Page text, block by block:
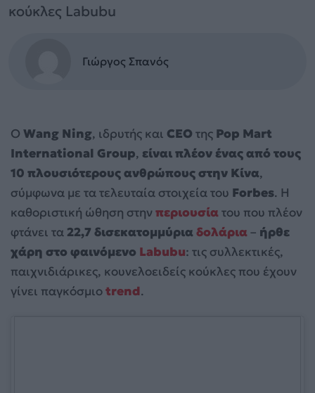
κούκλες Labubu
Γιώργος Σπανός
Ο Wang Ning, ιδρυτής και CEO της Pop Mart
International Group, είναι πλέον ένας από τους
10 πλουσιότερους ανθρώπους στην Κίνα,
σύμφωνα με τα τελευταία στοιχεία του Forbes. Η
καθοριστική ώθηση στηνπεριουσίατου που πλέον
φτάνει τα 22,7 δισεκατομμύρια δολάρια– ήρθε
χάρη στο φαινόμενο Labubu: τις συλλεκτικές,
παιχνιδιάρικες, κουνελοειδείς κούκλες που έχουν
γίνει παγκόσμιοtrend.